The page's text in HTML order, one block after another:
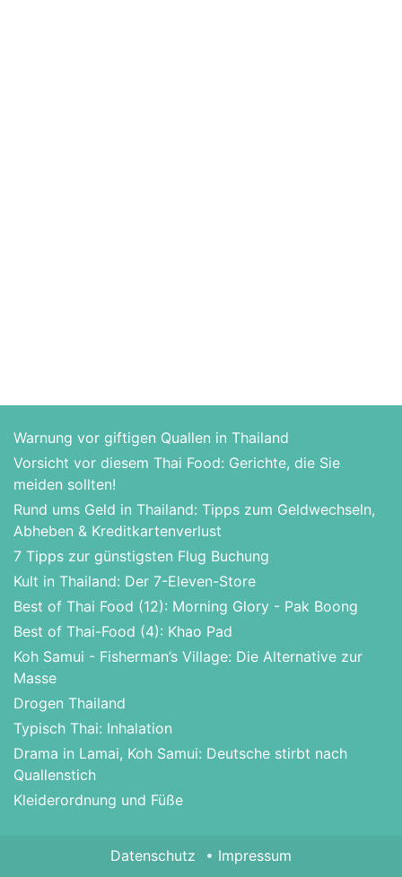
Warnung vor giftigen Quallen in Thailand
Vorsicht vor diesem Thai Food: Gerichte, die Sie
meiden sollten!
Rund ums Geld in Thailand: Tipps zum Geldwechseln,
Abheben & Kreditkartenverlust
7 Tipps zur günstigsten Flug Buchung
Kult in Thailand: Der 7-Eleven-Store
Best of Thai Food (12): Morning Glory - Pak Boong
Best of Thai-Food (4): Khao Pad
Koh Samui - Fisherman’s Village: Die Alternative zur
Masse
Drogen Thailand
Typisch Thai: Inhalation
Drama in Lamai, Koh Samui: Deutsche stirbt nach
Quallenstich
Kleiderordnung und Füße
Datenschutz Impressum